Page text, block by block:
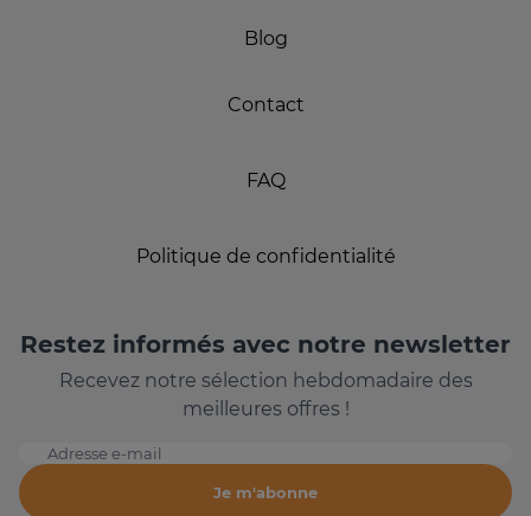
Blog
Contact
FAQ
Politique de confidentialité
Restez informés avec notre newsletter
Recevez notre sélection hebdomadaire des
meilleures offres !
Adresse e-mail
Je m'abonne